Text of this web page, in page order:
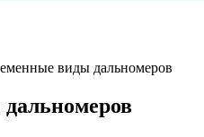
виды дальномеров